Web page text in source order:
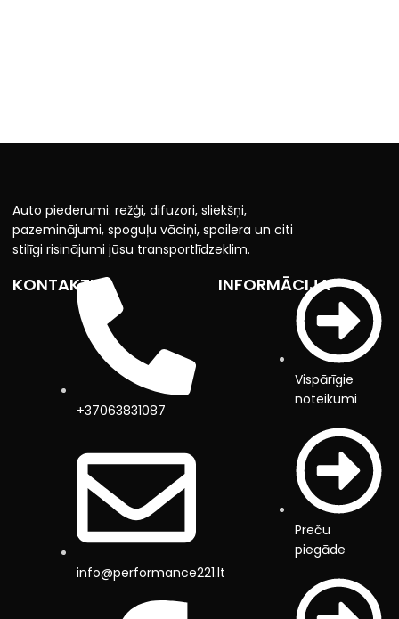
Auto piederumi: režģi, difuzori, sliekšņi,
pazeminājumi, spoguļu vāciņi, spoilera un citi
stilīgi risinājumi jūsu transportlīdzeklim.
KONTAKTI
+37063831087
info@performance221.lt
INFORMĀCIJA
Vispārīgie
noteikumi
Preču
piegāde